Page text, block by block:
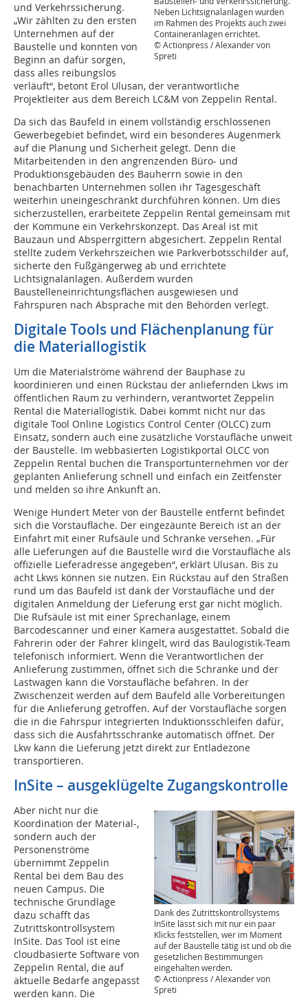
Neben Lichtsignalanlagen wurden
im Rahmen des Projekts auch zwei
Containeranlagen errichtet.
© Actionpress / Alexander von
Spreti
und Verkehrssicherung.
„Wir zählten zu den ersten
Unternehmen auf der
Baustelle und konnten von
Beginn an dafür sorgen,
dass alles reibungslos
verläuft“, betont Erol Ulusan, der verantwortliche
Projektleiter aus dem Bereich LC&M von Zeppelin Rental.
Da sich das Baufeld in einem vollständig erschlossenen
Gewerbegebiet befindet, wird ein besonderes Augenmerk
auf die Planung und Sicherheit gelegt. Denn die
Mitarbeitenden in den angrenzenden Büro- und
Produktionsgebäuden des Bauherrn sowie in den
benachbarten Unternehmen sollen ihr Tagesgeschäft
weiterhin uneingeschränkt durchführen können. Um dies
sicherzustellen, erarbeitete Zeppelin Rental gemeinsam mit
der Kommune ein Verkehrskonzept. Das Areal ist mit
Bauzaun und Absperrgittern abgesichert. Zeppelin Rental
stellte zudem Verkehrszeichen wie Parkverbotsschilder auf,
sicherte den Fußgängerweg ab und errichtete
Lichtsignalanlagen. Außerdem wurden
Baustelleneinrichtungsflächen ausgewiesen und
Fahrspuren nach Absprache mit den Behörden verlegt.
Digitale Tools und Flächenplanung für
die Materiallogistik
Um die Materialströme während der Bauphase zu
koordinieren und einen Rückstau der anliefernden Lkws im
öffentlichen Raum zu verhindern, verantwortet Zeppelin
Rental die Materiallogistik. Dabei kommt nicht nur das
digitale Tool Online Logistics Control Center (OLCC) zum
Einsatz, sondern auch eine zusätzliche Vorstaufläche unweit
der Baustelle. Im webbasierten Logistikportal OLCC von
Zeppelin Rental buchen die Transportunternehmen vor der
geplanten Anlieferung schnell und einfach ein Zeitfenster
und melden so ihre Ankunft an.
Wenige Hundert Meter von der Baustelle entfernt befindet
sich die Vorstaufläche. Der eingezäunte Bereich ist an der
Einfahrt mit einer Rufsäule und Schranke versehen. „Für
alle Lieferungen auf die Baustelle wird die Vorstaufläche als
offizielle Lieferadresse angegeben“, erklärt Ulusan. Bis zu
acht Lkws können sie nutzen. Ein Rückstau auf den Straßen
rund um das Baufeld ist dank der Vorstaufläche und der
digitalen Anmeldung der Lieferung erst gar nicht möglich.
Die Rufsäule ist mit einer Sprechanlage, einem
Barcodescanner und einer Kamera ausgestattet. Sobald die
Fahrerin oder der Fahrer klingelt, wird das Baulogistik-Team
telefonisch informiert. Wenn die Verantwortlichen der
Anlieferung zustimmen, öffnet sich die Schranke und der
Lastwagen kann die Vorstaufläche befahren. In der
Zwischenzeit werden auf dem Baufeld alle Vorbereitungen
für die Anlieferung getroffen. Auf der Vorstaufläche sorgen
die in die Fahrspur integrierten Induktionsschleifen dafür,
dass sich die Ausfahrtsschranke automatisch öffnet. Der
Lkw kann die Lieferung jetzt direkt zur Entladezone
transportieren.
InSite – ausgeklügelte Zugangskontrolle
Dank des Zutrittskontrollsystems
InSite lässt sich mit nur ein paar
Klicks feststellen, wer im Moment
auf der Baustelle tätig ist und ob die
gesetzlichen Bestimmungen
eingehalten werden.
© Actionpress / Alexander von
Spreti
Aber nicht nur die
Koordination der Material-,
sondern auch der
Personenströme
übernimmt Zeppelin
Rental bei dem Bau des
neuen Campus. Die
technische Grundlage
dazu schafft das
Zutrittskontrollsystem
InSite. Das Tool ist eine
cloudbasierte Software von
Zeppelin Rental, die auf
aktuelle Bedarfe angepasst
werden kann. Die